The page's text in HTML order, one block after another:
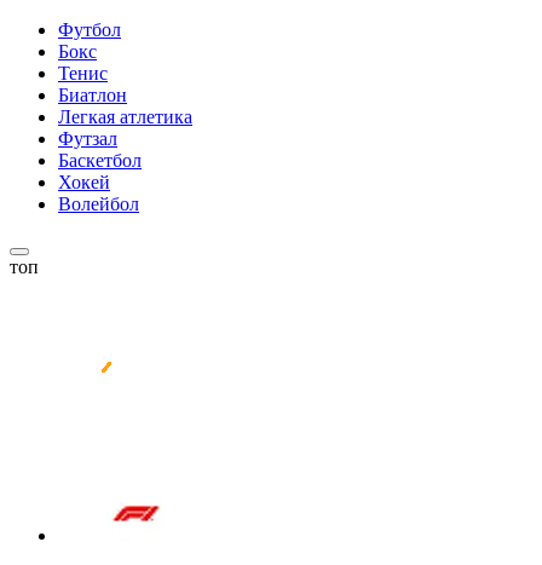
Футбол
Бокс
Тенис
Биатлон
Легкая атлетика
Футзал
Баскетбол
Хокей
Волейбол
топ